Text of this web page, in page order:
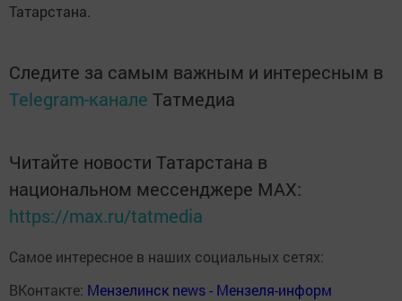
Татарстана.
Следите за самым важным и интересным в
Telegram-канале Татмедиа
Читайте новости Татарстана в
национальном мессенджере MАХ:
https://max.ru/tatmedia
Самое интересное в наших социальных сетях:
ВКонтакте: Мензелинск news - Мензеля-информ